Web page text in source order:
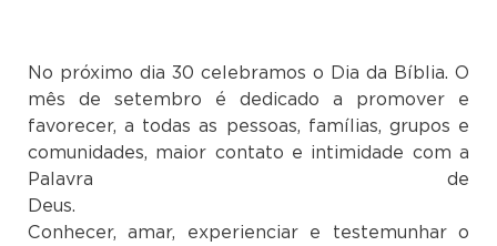
No próximo dia 30 celebramos o Dia da Bíblia. O
mês de setembro é dedicado a promover e
favorecer, a todas as pessoas, famílias, grupos e
comunidades, maior contato e intimidade com a
Palavra de
Conhecer, amar, experienciar e testemunhar o